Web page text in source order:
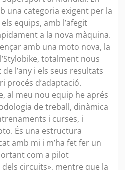
una categoria exigent per la
equips, amb l’afegit
a la nova màquina.
amb una moto nova, la
totalment nous
l’any i els seus resultats
procés d’adaptació.
al meu nou equip he aprés
de treball, dinàmica
i curses, i
És una estructura
amb mi i m’ha fet fer un
com a pilot
circuits», mentre que la